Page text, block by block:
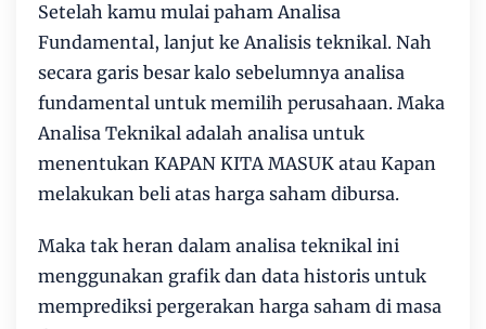
Setelah kamu mulai paham Analisa
Fundamental, lanjut ke Analisis teknikal. Nah
secara garis besar kalo sebelumnya analisa
fundamental untuk memilih perusahaan. Maka
Analisa Teknikal adalah analisa untuk
menentukan KAPAN KITA MASUK atau Kapan
melakukan beli atas harga saham dibursa.
Maka tak heran dalam analisa teknikal ini
menggunakan grafik dan data historis untuk
memprediksi pergerakan harga saham di masa